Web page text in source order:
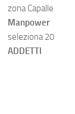
zona Capalle
Manpower
seleziona 20
ADDETTI